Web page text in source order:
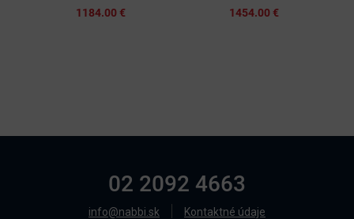
1184.00 € 1454.00 €
02 2092 4663
info@nabbi.sk Kontaktné údaje